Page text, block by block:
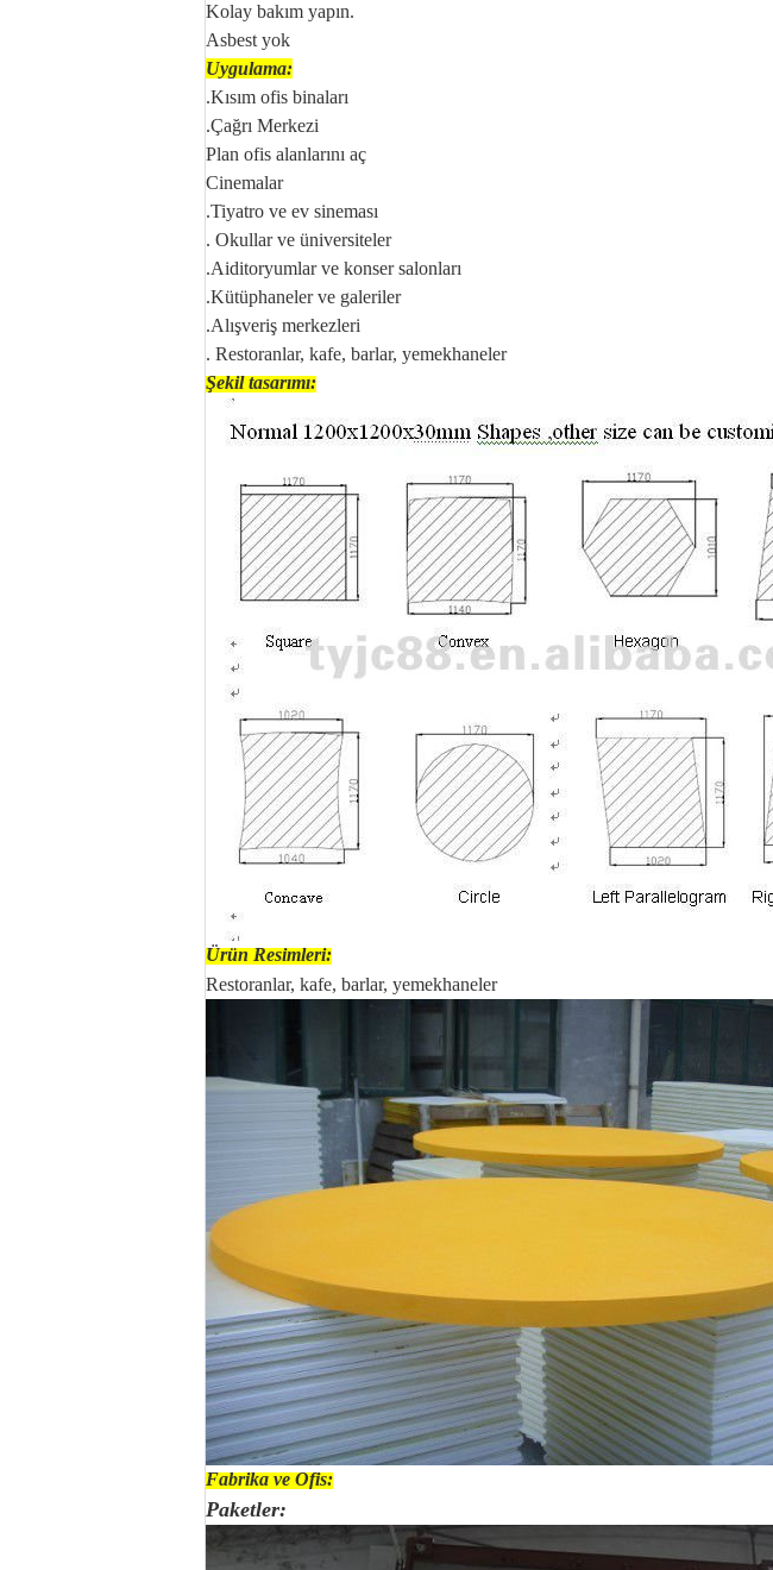
Kolay bakım yapın.
Asbest yok
Uygulama:
.Kısım ofis binaları
.Çağrı Merkezi
Plan ofis alanlarını aç
Cinemalar
.Tiyatro ve ev sineması
. Okullar ve üniversiteler
.Aiditoryumlar ve konser salonları
.Kütüphaneler ve galeriler
.Alışveriş merkezleri
. Restoranlar, kafe, barlar, yemekhaneler
Şekil tasarımı:
Ürün Resimleri:
Restoranlar, kafe, barlar, yemekhaneler
Fabrika ve Ofis:
Paketler: